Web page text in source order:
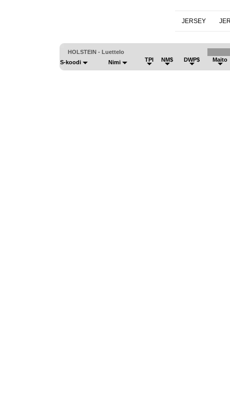
JERSEY
HOLSTEIN - Luettelo
S-koodi
Nimi TPI NM$ DWP$ Maito